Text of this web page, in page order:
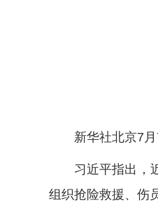
新华社北京7月7
习近平指出，近
组织抢险救援、伤